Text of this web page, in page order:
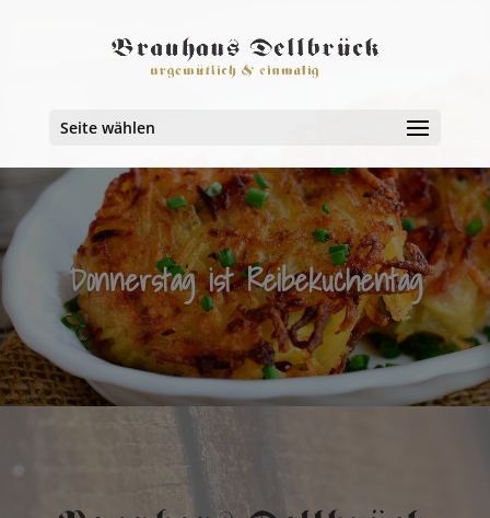
Seite wählen
Donnerstag ist Reibekuchentag